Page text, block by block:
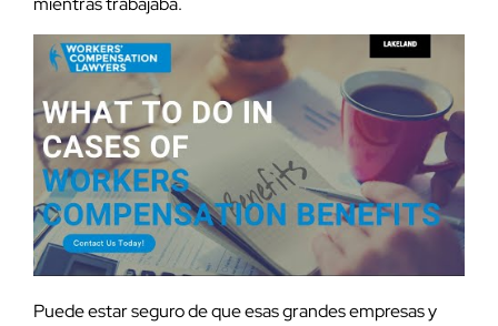
Puede estar seguro de que esas grandes empresas y